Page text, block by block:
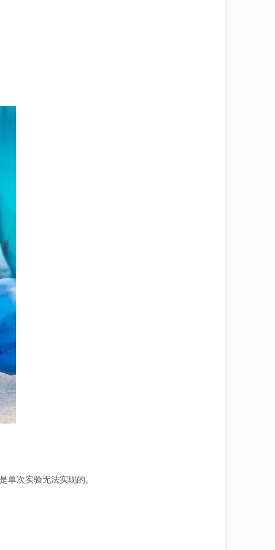
单次实验无法实现的。